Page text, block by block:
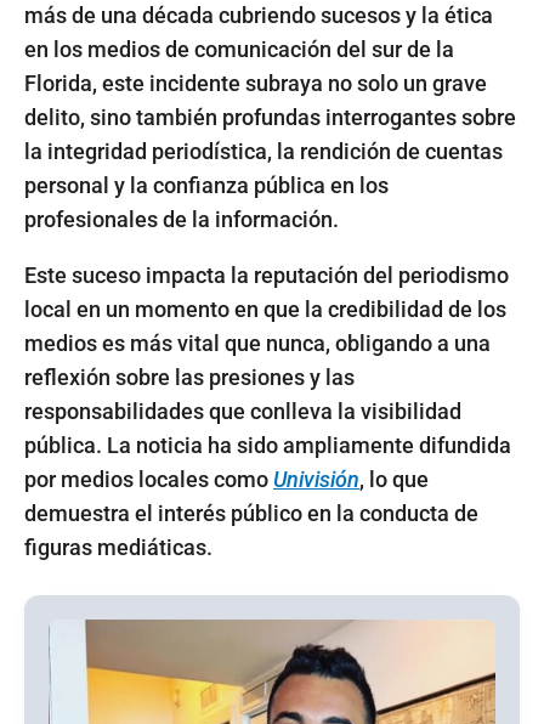
más de una década cubriendo sucesos y la ética
en los medios de comunicación del sur de la
Florida, este incidente subraya no solo un grave
delito, sino también profundas interrogantes sobre
la integridad periodística, la rendición de cuentas
personal y la confianza pública en los
profesionales de la información.
Este suceso impacta la reputación del periodismo
local en un momento en que la credibilidad de los
medios es más vital que nunca, obligando a una
reflexión sobre las presiones y las
responsabilidades que conlleva la visibilidad
pública. La noticia ha sido ampliamente difundida
por medios locales como Univisión, lo que
demuestra el interés público en la conducta de
figuras mediáticas.